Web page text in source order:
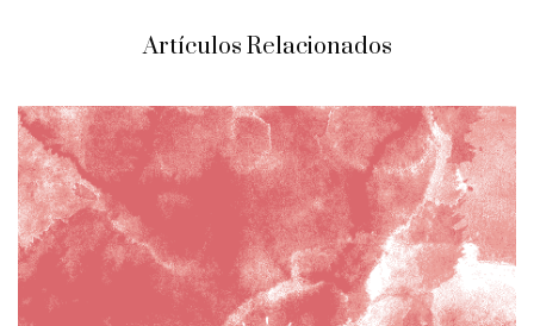
Artículos Relacionados